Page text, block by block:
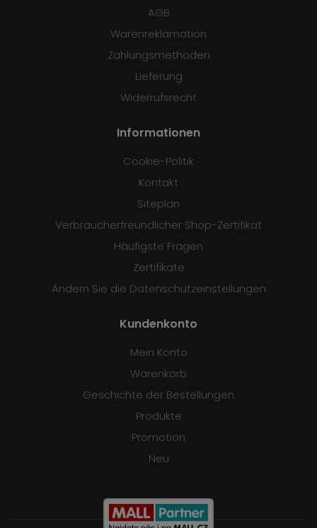
AGB
Warenreklamation
Zahlungsmethoden
Lieferung
Widerrufsrecht
Informationen
Cookie-Politik
Kontakt
Siteplan
Verbraucherfreundlicher Shop-Zertifikat
Häufigste Fragen
Zertifikate
Ändern Sie die Datenschutzeinstellungen
Kundenkonto
Mein Konto
Warenkorb
Geschichte der Bestellungen
Produkte
Promotion
Neu